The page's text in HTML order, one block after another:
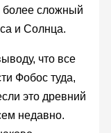
сложный
и Солнца.
что все
Фобос туда,
это древний
недавно.